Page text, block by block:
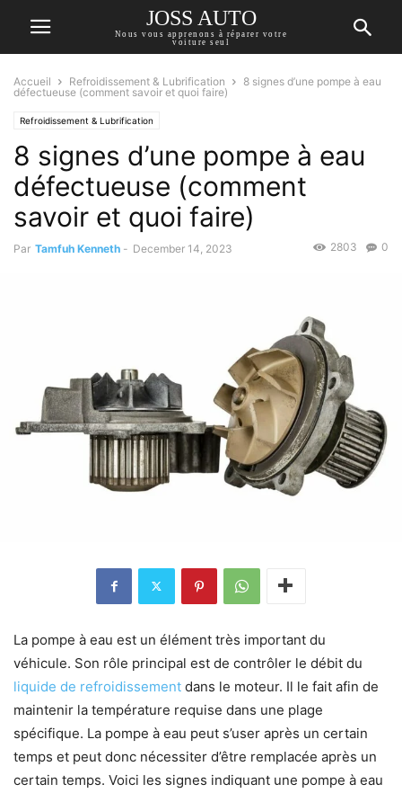
JOSS AUTO
Nous vous apprenons à réparer votre
voiture seul
Accueil Refroidissement & Lubrification
8 signes d’une pompe à eau
défectueuse (comment savoir et quoi faire)
Refroidissement & Lubrification
8 signes d’une pompe à eau
défectueuse (comment
savoir et quoi faire)
Par Tamfuh Kenneth - December 14, 2023 0
2803
La pompe à eau est un élément très important du
véhicule. Son rôle principal est de contrôler le débit du
liquide de refroidissement dans le moteur. Il le fait afin de
maintenir la température requise dans une plage
spécifique. La pompe à eau peut s’user après un certain
temps et peut donc nécessiter d’être remplacée après un
certain temps. Voici les signes indiquant une pompe à eau